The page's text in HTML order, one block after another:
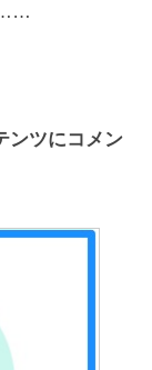
……
ンツにコメン